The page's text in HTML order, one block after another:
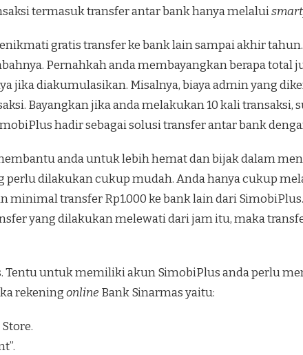
termasuk transfer antar bank hanya melalui
gratis transfer ke bank lain sampai akhir
Pernahkah anda membayangkan berapa total
jika diakumulasikan. Misalnya, biaya admin yang
Bayangkan jika anda melakukan 10 kali transaksi,
hadir sebagai solusi transfer antar bank
anda untuk lebih hemat dan bijak dalam
perlu dilakukan cukup mudah. Anda hanya cukup
transfer Rp1.000 ke bank lain dari
yang dilakukan melewati dari jam itu, maka
Tentu untuk memiliki akun SimobiPlus anda perlu
rekeningonline Bank Sinarmas yaitu: